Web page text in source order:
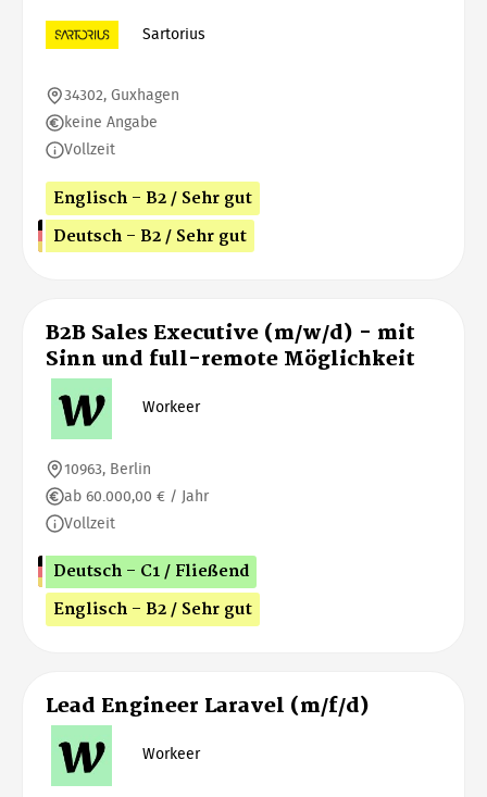
Sartorius
34302, Guxhagen
keine Angabe
Vollzeit
Englisch - B2 / Sehr gut
Deutsch - B2 / Sehr gut
B2B Sales Executive (m/w/d) - mit
Sinn und full-remote Möglichkeit
Workeer
10963, Berlin
ab 60.000,00 € / Jahr
Vollzeit
Deutsch - C1 / Fließend
Englisch - B2 / Sehr gut
Lead Engineer Laravel (m/f/d)
Workeer